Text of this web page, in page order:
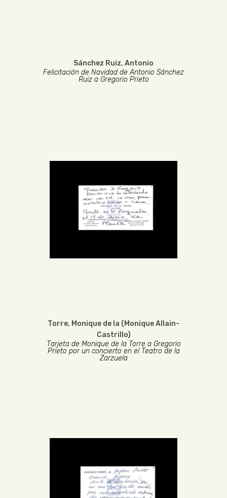
Sánchez Ruiz, Antonio
Felicitación de Navidad de Antonio Sánchez
Ruiz a Gregorio Prieto
Torre, Monique de la (Monique Allain-
Castrillo)
Tarjeta de Monique de la Torre a Gregorio
Prieto por un concierto en el Teatro de la
Zarzuela